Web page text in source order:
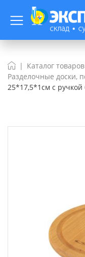
Каталог товаров
Разделочные доски,
25*17,5*1см с ручкой